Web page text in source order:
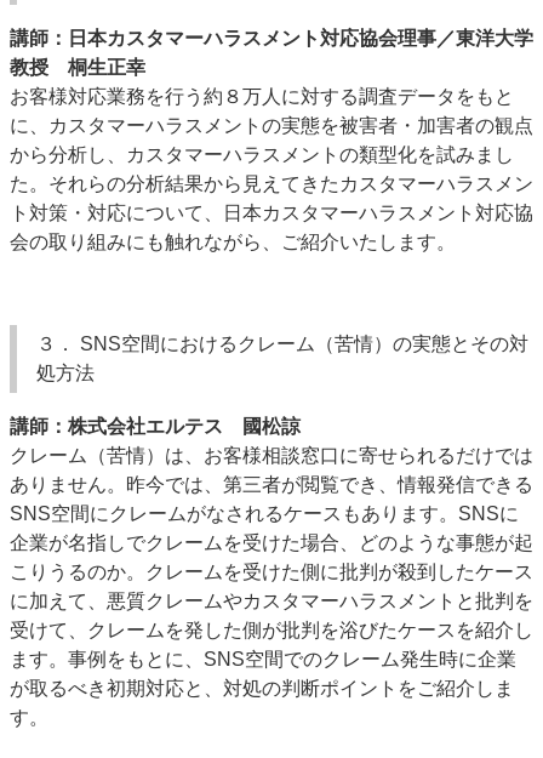
講師：日本カスタマーハラスメント対応協会理事／東洋大学
教授 桐生正幸
お客様対応業務を行う約８万人に対する調査データをもと
に、カスタマーハラスメントの実態を被害者・加害者の観点
から分析し、カスタマーハラスメントの類型化を試みまし
た。それらの分析結果から見えてきたカスタマーハラスメン
ト対策・対応について、日本カスタマーハラスメント対応協
会の取り組みにも触れながら、ご紹介いたします。
３． SNS空間におけるクレーム（苦情）の実態とその対
処方法
講師：株式会社エルテス 國松諒
クレーム（苦情）は、お客様相談窓口に寄せられるだけでは
ありません。昨今では、第三者が閲覧でき、情報発信できる
SNS空間にクレームがなされるケースもあります。SNSに
企業が名指しでクレームを受けた場合、どのような事態が起
こりうるのか。クレームを受けた側に批判が殺到したケース
に加えて、悪質クレームやカスタマーハラスメントと批判を
受けて、クレームを発した側が批判を浴びたケースを紹介し
ます。事例をもとに、SNS空間でのクレーム発生時に企業
が取るべき初期対応と、対処の判断ポイントをご紹介しま
す。